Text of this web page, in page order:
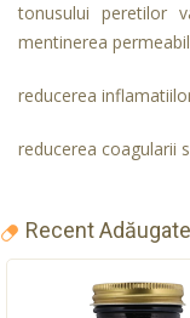
tonusului peretilor
mentinerea
reducerea
reducerea coagularii
Recent Adăugate